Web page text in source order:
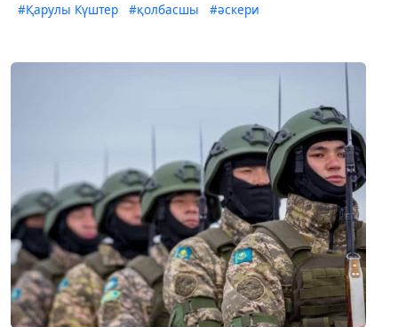
#Қарулы Күштер #қолбасшы #әскери